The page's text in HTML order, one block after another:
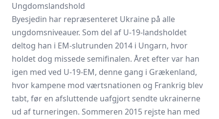
Ungdomslandshold
Byesjedin har repræsenteret Ukraine på alle
ungdomsniveauer. Som del af U-19-landsholdet
deltog han i EM-slutrunden 2014 i Ungarn, hvor
holdet dog missede semifinalen. Året efter var han
igen med ved U-19-EM, denne gang i Grækenland,
hvor kampene mod værtsnationen og Frankrig blev
tabt, før en afsluttende uafgjort sendte ukrainerne
ud af turneringen. Sommeren 2015 rejste han med